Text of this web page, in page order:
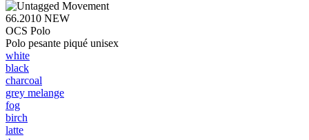
66.2010 NEW
OCS Polo
Polo pesante piqué unisex
white
black
charcoal
grey melange
fog
birch
latte